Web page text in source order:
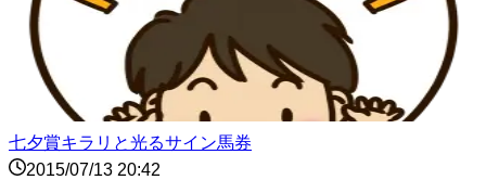
七夕賞キラリと光るサイン馬券
2015/07/13 20:42